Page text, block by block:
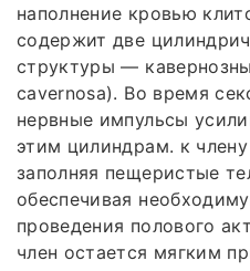
наполнение кровью
содержит две
структуры —
cavernosa). Во время
нервные импульсы
этим цилиндрам. к
заполняя пещеристые
обеспечивая
проведения полового
член остается мягким